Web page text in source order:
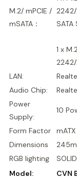
M.2/ mPCIE /
mSATA：
SATA
1 x
LAN:
Audio Chip:
Power
Supply:
10
Form Factor
mATX
Dimensions
RGB lighting
Model:
CVN